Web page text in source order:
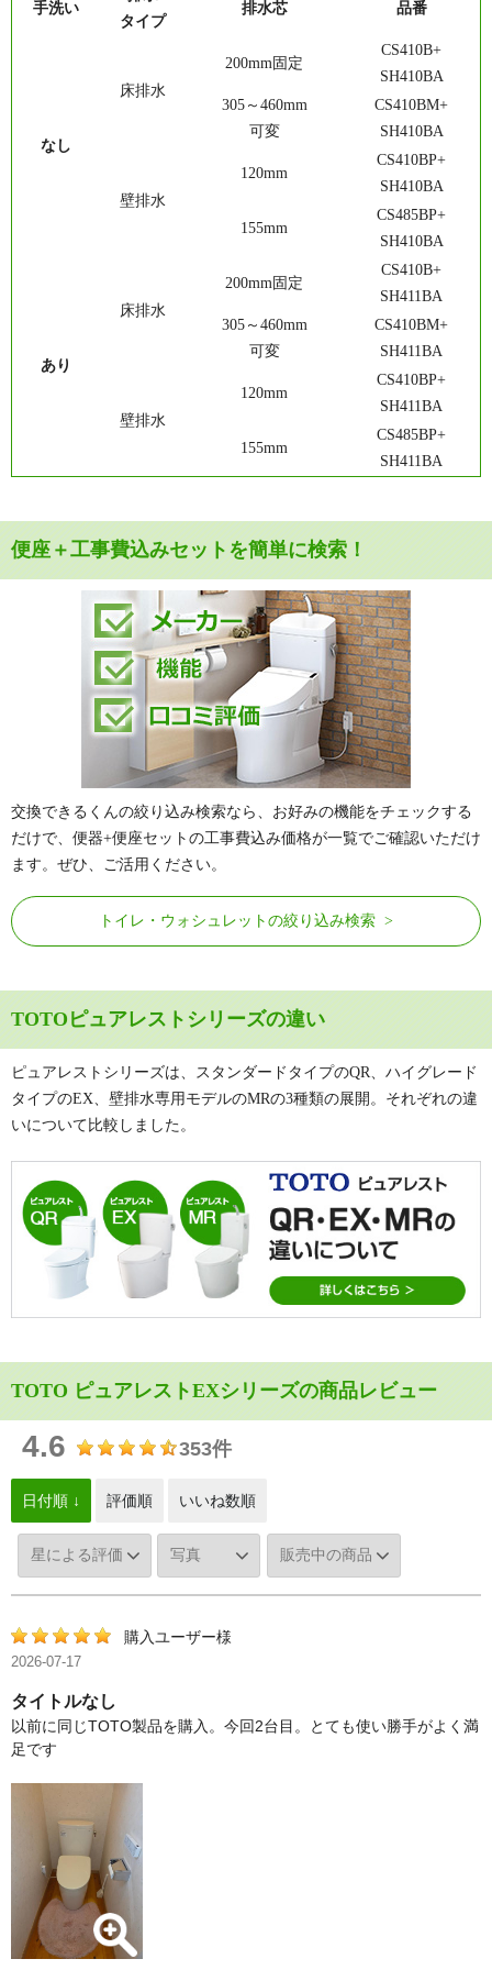
手洗い
タイプ
排水芯 品番
なし
床排水
200mm固定
CS410B+
SH410BA
305～460mm
可変
CS410BM+
SH410BA
壁排水
120mm
CS410BP+
SH410BA
155mm
CS485BP+
SH410BA
あり
床排水
200mm固定
CS410B+
SH411BA
305～460mm
可変
CS410BM+
SH411BA
壁排水
120mm
CS410BP+
SH411BA
155mm
CS485BP+
SH411BA
便座＋工事費込みセットを簡単に検索！
交換できるくんの絞り込み検索なら、お好みの機能をチェックする
だけで、便器+便座セットの工事費込み価格が一覧でご確認いただけ
ます。ぜひ、ご活用ください。
トイレ・ウォシュレットの絞り込み検索
TOTOピュアレストシリーズの違い
ピュアレストシリーズは、スタンダードタイプのQR、ハイグレード
タイプのEX、壁排水専用モデルのMRの3種類の展開。それぞれの違
いについて比較しました。
TOTO ピュアレストEXシリーズの商品レビュー
4.6 353件
日付順 ↓ 評価順 いいね数順
購入ユーザー様
2026-07-17
タイトルなし
以前に同じTOTO製品を購入。今回2台目。とても使い勝手がよく満
足です